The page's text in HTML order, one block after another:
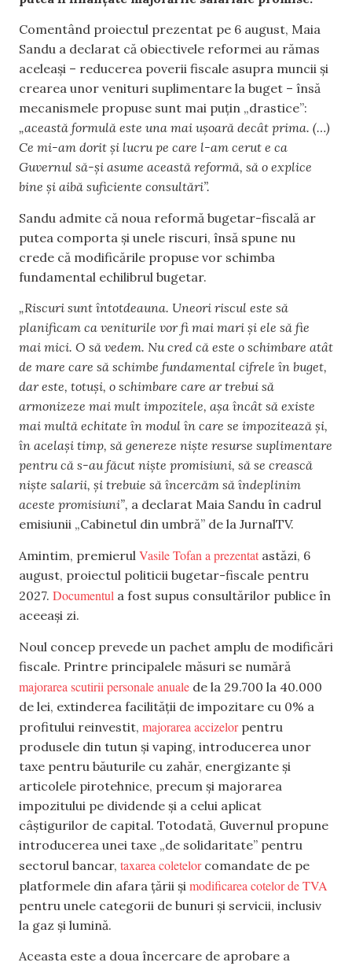
Comentând proiectul prezentat pe 6 august, Maia
Sandu a declarat că obiectivele reformei au rămas
aceleași – reducerea poverii fiscale asupra muncii și
crearea unor venituri suplimentare la buget – însă
mecanismele propuse sunt mai puțin „drastice”:
„această formulă este una mai ușoară decât prima. (…)
Ce mi-am dorit și lucru pe care l-am cerut e ca
Guvernul să-și asume această reformă, să o explice
bine și aibă suficiente consultări”.
Sandu admite că noua reformă bugetar-fiscală ar
putea comporta și unele riscuri, însă spune nu
crede că modificările propuse vor schimba
fundamental echilibrul bugetar.
„Riscuri sunt întotdeauna. Uneori riscul este să
planificam ca veniturile vor fi mai mari și ele să fie
mai mici. O să vedem. Nu cred că este o schimbare atât
de mare care să schimbe fundamental cifrele în buget,
dar este, totuși, o schimbare care ar trebui să
armonizeze mai mult impozitele, așa încât să existe
mai multă echitate în modul în care se impozitează și,
în același timp, să genereze niște resurse suplimentare
pentru că s-au făcut niște promisiuni, să se crească
niște salarii, și trebuie să încercăm să îndeplinim
aceste promisiuni”, a declarat Maia Sandu în cadrul
emisiunii „Cabinetul din umbră” de la JurnalTV.
Amintim, premierul Vasile Tofan a prezentat astăzi, 6
august, proiectul politicii bugetar-fiscale pentru
2027. Documentul a fost supus consultărilor publice în
aceeași zi.
Noul concep prevede un pachet amplu de modificări
fiscale. Printre principalele măsuri se numără
majorarea scutirii personale anuale de la 29.700 la 40.000
de lei, extinderea facilității de impozitare cu 0% a
profitului reinvestit, majorarea accizelorpentru
produsele din tutun și vaping, introducerea unor
taxe pentru băuturile cu zahăr, energizante și
articolele pirotehnice, precum și majorarea
impozitului pe dividende și a celui aplicat
câștigurilor de capital. Totodată, Guvernul propune
introducerea unei taxe „de solidaritate” pentru
sectorul bancar, taxarea coletelorcomandate de pe
platformele din afara țării și modificarea cotelor de TVA
pentru unele categorii de bunuri și servicii, inclusiv
la gaz și lumină.
Aceasta este a doua încercare de aprobare a